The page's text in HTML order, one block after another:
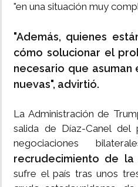
"en una situación muy
"Además, quienes
cómo solucionar el
necesario que
nuevas", advirtió.
La Administración de
salida de Díaz-Canel
negociaciones
recrudecimiento de la
sufre el país tras unos